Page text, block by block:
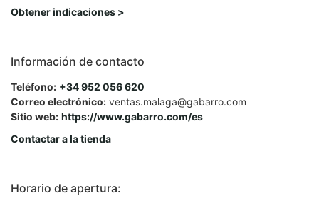
Obtener indicaciones >
Información de contacto
Teléfono: +34 952 056 620
Correo electrónico: ventas.malaga@gabarro.com
Sitio web: https://www.gabarro.com/es
Contactar a la tienda
Horario de apertura: